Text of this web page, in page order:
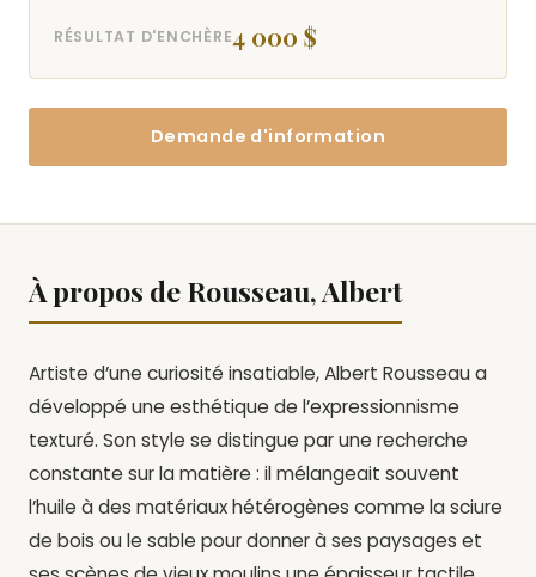
RÉSULTAT D'ENCHÈRE4 000 $
Demande d'information
À propos de Rousseau, Albert
Artiste d’une curiosité insatiable, Albert Rousseau a
développé une esthétique de l’expressionnisme
texturé. Son style se distingue par une recherche
constante sur la matière : il mélangeait souvent
l’huile à des matériaux hétérogènes comme la sciure
de bois ou le sable pour donner à ses paysages et